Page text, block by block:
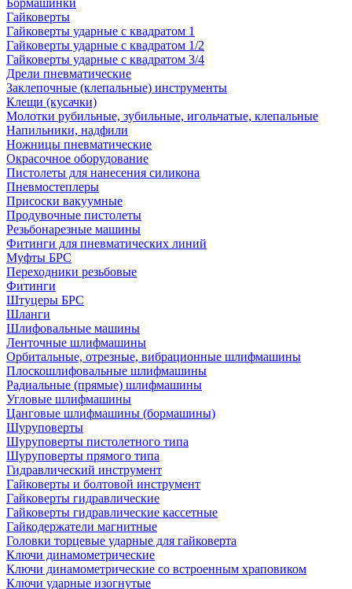
Бормашинки
Гайковерты
Гайковерты ударные с квадратом 1
Гайковерты ударные с квадратом 1/2
Гайковерты ударные с квадратом 3/4
Дрели пневматические
Заклепочные (клепальные) инструменты
Клещи (кусачки)
Молотки рубильные, зубильные, игольчатые, клепальные
Напильники, надфили
Ножницы пневматические
Окрасочное оборудование
Пистолеты для нанесения силикона
Пневмостеплеры
Присоски вакуумные
Продувочные пистолеты
Резьбонарезные машины
Фитинги для пневматических линий
Муфты БРС
Переходники резьбовые
Фитинги
Штуцеры БРС
Шланги
Шлифовальные машины
Ленточные шлифмашины
Орбитальные, отрезные, вибрационные шлифмашины
Плоскошлифовальные шлифмашины
Радиальные (прямые) шлифмашины
Угловые шлифмашины
Цанговые шлифмашины (бормашины)
Шуруповерты
Шуруповерты пистолетного типа
Шуруповерты прямого типа
Гидравлический инструмент
Гайковерты и болтовой инструмент
Гайковерты гидравлические
Гайковерты гидравлические кассетные
Гайкодержатели магнитные
Головки торцевые ударные для гайковерта
Ключи динамометрические
Ключи динамометрические со встроенным храповиком
Ключи ударные изогнутые